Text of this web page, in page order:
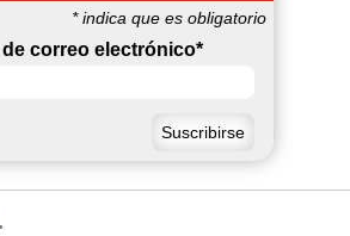
*indica que es obligatorio
correo electrónico*